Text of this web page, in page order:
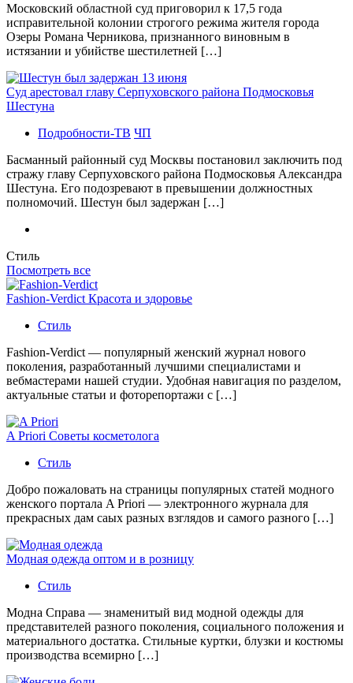
Московский областной суд приговорил к 17,5 года
исправительной колонии строгого режима жителя города
Озеры Романа Черникова, признанного виновным в
истязании и убийстве шестилетней […]
Суд арестовал главу Серпуховского района Подмосковья
Шестуна
Подробности-ТВ ЧП
Басманный районный суд Москвы постановил заключить под
стражу главу Серпуховского района Подмосковья Александра
Шестуна. Его подозревают в превышении должностных
полномочий. Шестун был задержан […]
Стиль
Посмотреть все
Fashion-Verdict Красота и здоровье
Стиль
Fashion-Verdict — популярный женский журнал нового
поколения, разработанный лучшими специалистами и
вебмастерами нашей студии. Удобная навигация по разделом,
актуальные статьи и фоторепортажи с […]
A Priori Советы косметолога
Стиль
Добро пожаловать на страницы популярных статей модного
женского портала A Priori — электронного журнала для
прекрасных дам саых разных взглядов и самого разного […]
Модная одежда оптом и в розницу
Стиль
Модна Справа — знаменитый вид модной одежды для
представителей разного поколения, социального положения и
материального достатка. Стильные куртки, блузки и костюмы
производства всемирно […]